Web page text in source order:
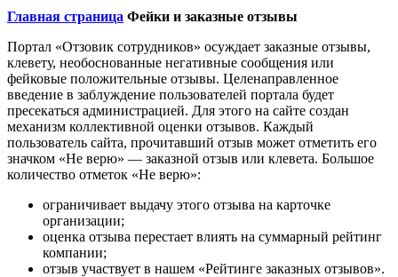
Главная страница Фейки и заказные отзывы
Портал «Отзовик сотрудников» осуждает заказные отзывы,
клевету, необоснованные негативные сообщения или
фейковые положительные отзывы. Целенаправленное
введение в заблуждение пользователей портала будет
пресекаться администрацией. Для этого на сайте создан
механизм коллективной оценки отзывов. Каждый
пользователь сайта, прочитавший отзыв может отметить его
значком «Не верю» — заказной отзыв или клевета. Большое
количество отметок «Не верю»:
ограничивает выдачу этого отзыва на карточке
организации;
оценка отзыва перестает влиять на суммарный рейтинг
компании;
отзыв участвует в нашем «Рейтинге заказных отзывов».